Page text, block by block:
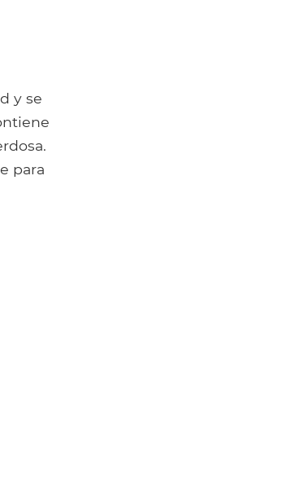
y se
para